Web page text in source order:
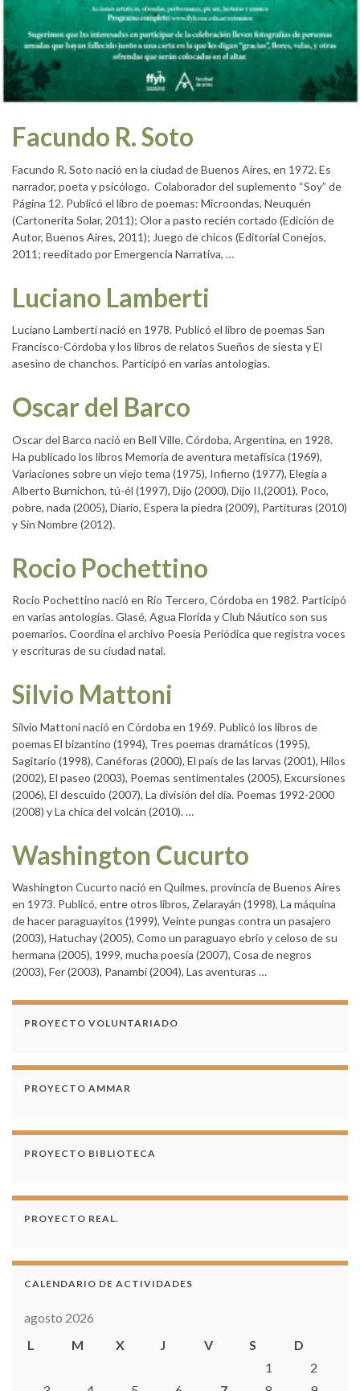
Facundo R. Soto
Facundo R. Soto nació en la ciudad de Buenos Aires, en 1972. Es
narrador, poeta y psicólogo. Colaborador del suplemento “Soy” de
Página 12. Publicó el libro de poemas: Microondas, Neuquén
(Cartonerita Solar, 2011); Olor a pasto recién cortado (Edición de
Autor, Buenos Aires, 2011); Juego de chicos (Editorial Conejos,
2011; reeditado por Emergencia Narrativa, …
Luciano Lamberti
Luciano Lamberti nació en 1978. Publicó el libro de poemas San
Francisco-Córdoba y los libros de relatos Sueños de siesta y El
asesino de chanchos. Participó en varias antologías.
Oscar del Barco
Oscar del Barco nació en Bell Ville, Córdoba, Argentina, en 1928.
Ha publicado los libros Memoria de aventura metafísica (1969),
Variaciones sobre un viejo tema (1975), Infierno (1977), Elegía a
Alberto Burnichon, tú-él (1997), Dijo (2000), Dijo II,(2001), Poco,
pobre, nada (2005), Diario, Espera la piedra (2009), Partituras (2010)
y Sin Nombre (2012).
Rocio Pochettino
Rocio Pochettino nació en Río Tercero, Córdoba en 1982. Participó
en varias antologías. Glasé, Agua Florida y Club Náutico son sus
poemarios. Coordina el archivo Poesía Periódica que registra voces
y escrituras de su ciudad natal.
Silvio Mattoni
Silvio Mattoni nació en Córdoba en 1969. Publicó los libros de
poemas El bizantino (1994), Tres poemas dramáticos (1995),
Sagitario (1998), Canéforas (2000), El país de las larvas (2001), Hilos
(2002), El paseo (2003), Poemas sentimentales (2005), Excursiones
(2006), El descuido (2007), La división del día. Poemas 1992-2000
(2008) y La chica del volcán (2010). …
Washington Cucurto
Washington Cucurto nació en Quilmes, provincia de Buenos Aires
en 1973. Publicó, entre otros libros, Zelarayán (1998), La máquina
de hacer paraguayitos (1999), Veinte pungas contra un pasajero
(2003), Hatuchay (2005), Como un paraguayo ebrio y celoso de su
hermana (2005), 1999, mucha poesía (2007), Cosa de negros
(2003), Fer (2003), Panambí (2004), Las aventuras …
PROYECTO VOLUNTARIADO
PROYECTO AMMAR
PROYECTO BIBLIOTECA
PROYECTO REAL.
CALENDARIO DE ACTIVIDADES
agosto 2026
L
M X J V S
D
1
2